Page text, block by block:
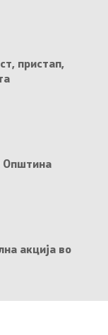
пристап,
Општина
акција во